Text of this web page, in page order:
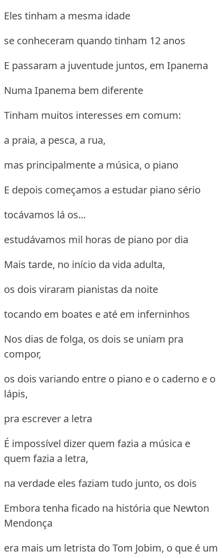
Eles tinham a mesma idade
se conheceram quando tinham 12 anos
E passaram a juventude juntos, em Ipanema
Numa Ipanema bem diferente
Tinham muitos interesses em comum:
a praia, a pesca, a rua,
mas principalmente a música, o piano
E depois começamos a estudar piano sério
tocávamos lá os...
estudávamos mil horas de piano por dia
Mais tarde, no início da vida adulta,
os dois viraram pianistas da noite
tocando em boates e até em inferninhos
Nos dias de folga, os dois se uniam pra
compor,
os dois variando entre o piano e o caderno e o
lápis,
pra escrever a letra
É impossível dizer quem fazia a música e
quem fazia a letra,
na verdade eles faziam tudo junto, os dois
Embora tenha ficado na história que Newton
Mendonça
era mais um letrista do Tom Jobim, o que é um